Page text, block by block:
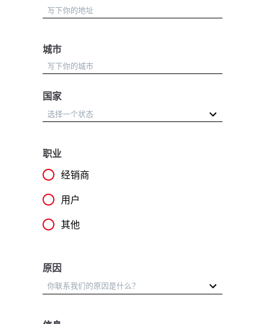
城市
国家
职业
经销商
用户
其他
原因